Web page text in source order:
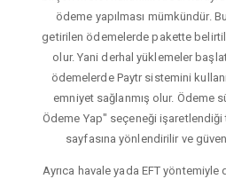
ödeme yapılması mümkündür.
getirilen ödemelerde pakette
olur. Yani derhal yüklemeler
ödemelerde Paytr sistemini
emniyet sağlanmış olur. Ödeme
Ödeme Yap" seçeneği
sayfasına yönlendirilir ve
Ayrıca havale yada EFT yöntemiyle